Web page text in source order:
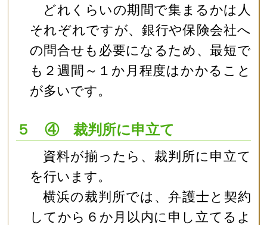
どれくらいの期間で集まるかは人
それぞれですが、銀行や保険会社へ
の問合せも必要になるため、最短で
も２週間～１か月程度はかかること
が多いです。
５ ④ 裁判所に申立て
資料が揃ったら、裁判所に申立て
を行います。
横浜の裁判所では、弁護士と契約
してから６か月以内に申し立てるよ